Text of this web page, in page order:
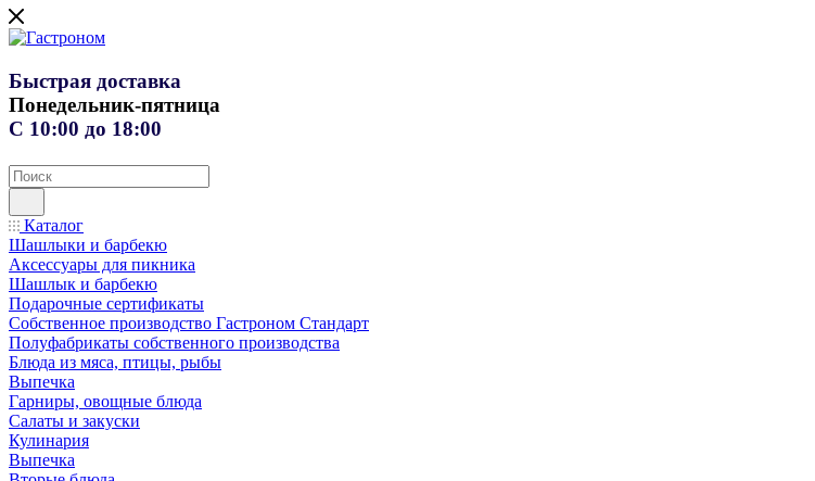
Быстрая доставка
Понедельник-пятница
С 10:00 до 18:00
Каталог
Шашлыки и барбекю
Аксессуары для пикника
Шашлык и барбекю
Подарочные сертификаты
Собственное производство Гастроном Стандарт
Полуфабрикаты собственного производства
Блюда из мяса, птицы, рыбы
Выпечка
Гарниры, овощные блюда
Салаты и закуски
Кулинария
Выпечка